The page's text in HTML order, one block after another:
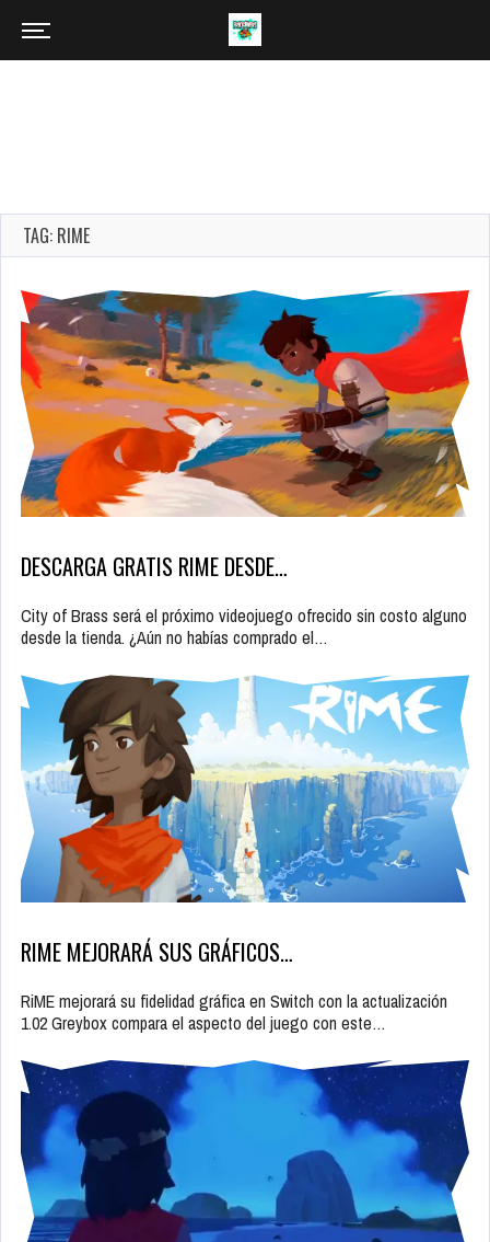
TAG: RIME
DESCARGA GRATIS RIME DESDE…
City of Brass será el próximo videojuego ofrecido sin costo alguno
desde la tienda. ¿Aún no habías comprado el…
RIME MEJORARÁ SUS GRÁFICOS…
RiME mejorará su fidelidad gráfica en Switch con la actualización
1.02 Greybox compara el aspecto del juego con este…